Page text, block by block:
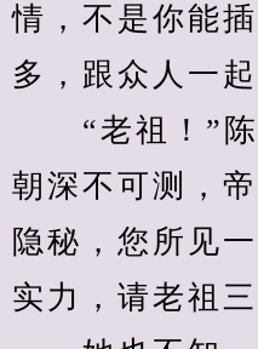
情，不是你能
多，跟众人一
“老祖！”陈
朝深不可测，
隐秘，您所见
实力，请老祖